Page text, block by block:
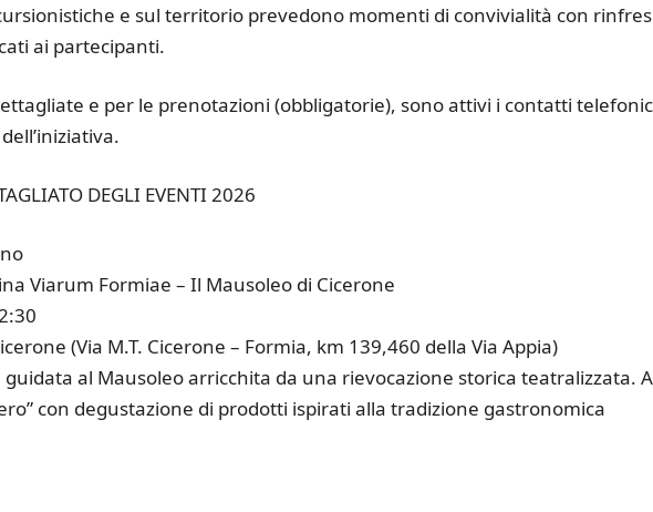
e sul territorio prevedono momenti di convivialità con
ai partecipanti.
e per le prenotazioni (obbligatorie), sono attivi i contatti
DEGLI EVENTI 2026
Viarum Formiae – Il Mausoleo di Cicerone
(Via M.T. Cicerone – Formia, km 139,460 della Via Appia)
al Mausoleo arricchita da una rievocazione storica teatralizzata.
con degustazione di prodotti ispirati alla tradizione gastronomica